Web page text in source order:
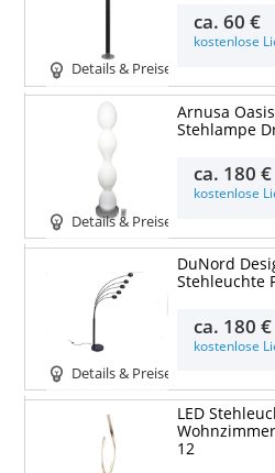
Details & Preise
ca.60 €
kostenlose
Details & Preise
Arnusa
Stehlampe
ca. 180 €
kostenlose
Details & Preise
DuNord
Stehleuchte
ca. 180 €
kostenlose
LED
12